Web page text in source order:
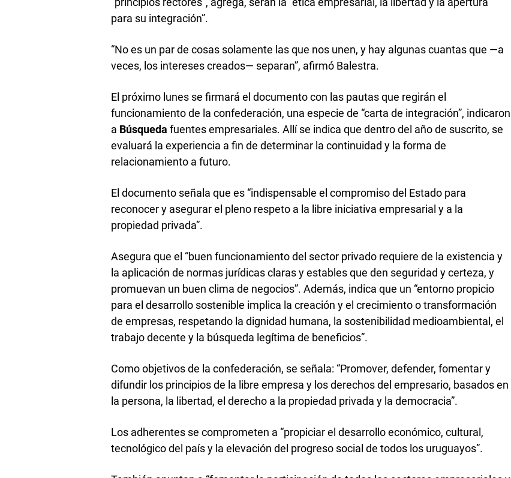
para su integración”.
“No es un par de cosas solamente las que nos unen, y hay algunas cuantas que —a
veces, los intereses creados— separan”, afirmó Balestra.
El próximo lunes se firmará el documento con las pautas que regirán el
funcionamiento de la confederación, una especie de “carta de integración”, indicaron
a Búsqueda fuentes empresariales. Allí se indica que dentro del año de suscrito, se
evaluará la experiencia a fin de determinar la continuidad y la forma de
relacionamiento a futuro.
El documento señala que es “indispensable el compromiso del Estado para
reconocer y asegurar el pleno respeto a la libre iniciativa empresarial y a la
propiedad privada”.
Asegura que el “buen funcionamiento del sector privado requiere de la existencia y
la aplicación de normas jurídicas claras y estables que den seguridad y certeza, y
promuevan un buen clima de negocios”. Además, indica que un “entorno propicio
para el desarrollo sostenible implica la creación y el crecimiento o transformación
de empresas, respetando la dignidad humana, la sostenibilidad medioambiental, el
trabajo decente y la búsqueda legítima de beneficios”.
Como objetivos de la confederación, se señala: “Promover, defender, fomentar y
difundir los principios de la libre empresa y los derechos del empresario, basados en
la persona, la libertad, el derecho a la propiedad privada y la democracia”.
Los adherentes se comprometen a “propiciar el desarrollo económico, cultural,
tecnológico del país y la elevación del progreso social de todos los uruguayos”.